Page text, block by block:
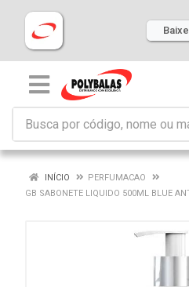
INÍCIO
PERFUMACAO
GB SABONETE LIQUIDO 500ML BLUE